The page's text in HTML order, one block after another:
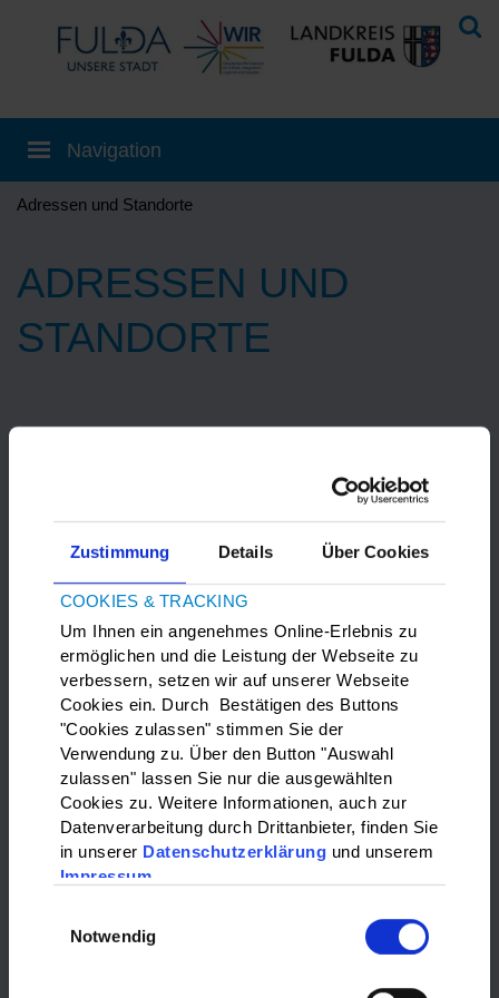
Zustimmung Details Über Cookies
COOKIES & TRACKING
Um Ihnen ein angenehmes Online-Erlebnis zu
ermöglichen und die Leistung der Webseite zu
verbessern, setzen wir auf unserer Webseite
Cookies ein. Durch Bestätigen des Buttons
"Cookies zulassen" stimmen Sie der
Verwendung zu. Über den Button "Auswahl
zulassen" lassen Sie nur die ausgewählten
Cookies zu. Weitere Informationen, auch zur
Datenverarbeitung durch Drittanbieter, finden Sie
in unserer Datenschutzerklärung und unserem
Impressum
Notwendig
Adressen und Standorte
ADRESSEN UND
STANDORTE
Marketing-Cookies
akzeptieren, um die Google Maps
anzuzeigen.
WAS?:
Bitte wählen…
Bitte wählen…